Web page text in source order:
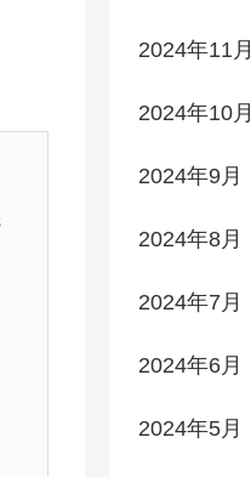
2024年11月
2024年10月
2024年9月
2024年8月
2024年7月
2024年6月
2024年5月